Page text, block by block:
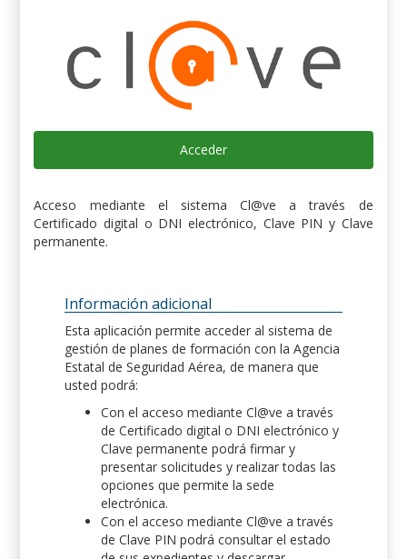
Acceder
Acceso mediante el sistema Cl@ve a través de
Certificado digital o DNI electrónico, Clave PIN y Clave
permanente.
Información adicional
Esta aplicación permite acceder al sistema de
gestión de planes de formación con la Agencia
Estatal de Seguridad Aérea, de manera que
usted podrá:
Con el acceso mediante Cl@ve a través
de Certificado digital o DNI electrónico y
Clave permanente podrá firmar y
presentar solicitudes y realizar todas las
opciones que permite la sede
electrónica.
Con el acceso mediante Cl@ve a través
de Clave PIN podrá consultar el estado